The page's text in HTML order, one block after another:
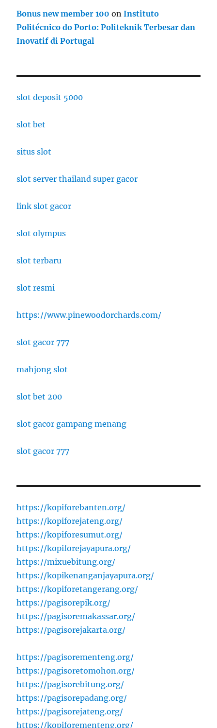
Bonus new member 100 onInstituto
Politécnico do Porto: Politeknik Terbesar dan
Inovatif di Portugal
slot deposit 5000
slot bet
situs slot
slot server thailand super gacor
link slot gacor
slot olympus
slot terbaru
slot resmi
https://www.pinewoodorchards.com/
slot gacor 777
mahjong slot
slot bet 200
slot gacor gampang menang
slot gacor 777
https://kopiforebanten.org/
https://kopiforejateng.org/
https://kopiforesumut.org/
https://kopiforejayapura.org/
https://mixuebitung.org/
https://kopikenanganjayapura.org/
https://kopiforetangerang.org/
https://pagisorepik.org/
https://pagisoremakassar.org/
https://pagisorejakarta.org/
https://pagisorementeng.org/
https://pagisoretomohon.org/
https://pagisorebitung.org/
https://pagisorepadang.org/
https://pagisorejateng.org/
https://kopiforementeng.org/